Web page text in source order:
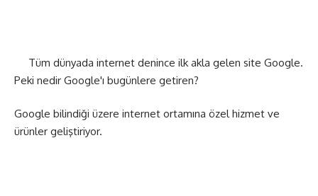
Tüm dünyada internet denince ilk akla gelen site Google.
Peki nedir Google'ı bugünlere getiren?
Google bilindiği üzere internet ortamına özel hizmet ve
ürünler geliştiriyor.